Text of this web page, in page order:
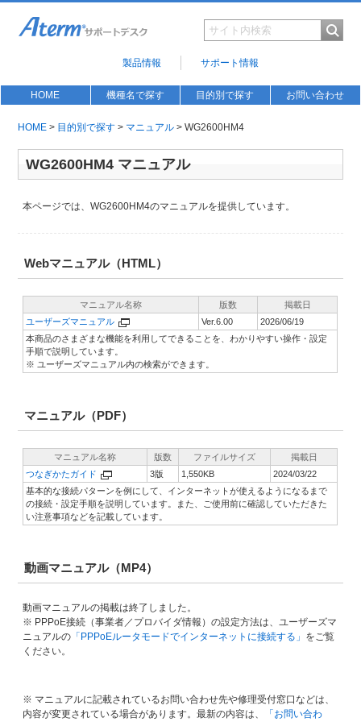
製品情報 サポート情報
HOME 機種名で探す 目的別で探す お問い合わせ
HOME > 目的別で探す > マニュアル > WG2600HM4
WG2600HM4 マニュアル
本ページでは、WG2600HM4のマニュアルを提供しています。
Webマニュアル（HTML）
マニュアル名称 版数
掲載日
ユーザーズマニュアル
Ver.6.00
2026/06/19
本商品のさまざまな機能を利用してできることを、わかりやすい操作・設定
手順で説明しています。
※ ユーザーズマニュアル内の検索ができます。
マニュアル（PDF）
マニュアル名称 版数 ファイルサイズ
掲載日
つなぎかたガイド
3版 1,550KB
2024/03/22
基本的な接続パターンを例にして、インターネットが使えるようになるまで
の接続・設定手順を説明しています。また、ご使用前に確認していただきた
い注意事項などを記載しています。
動画マニュアル（MP4）
動画マニュアルの掲載は終了しました。
※ PPPoE接続（事業者／プロバイダ情報）の設定方法は、ユーザーズマ
ニュアルの 「PPPoEルータモードでインターネットに接続する」 をご覧
ください。
※ マニュアルに記載されているお問い合わせ先や修理受付窓口などは、
内容が変更されている場合があります。最新の内容は、
「お問い合わ